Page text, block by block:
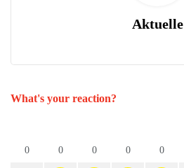
Aktuelle
What's your reaction?
0 0 0 0 0